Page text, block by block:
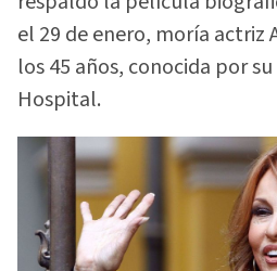
el 29 de enero, moría actriz
los 45 años, conocida por
Hospital.